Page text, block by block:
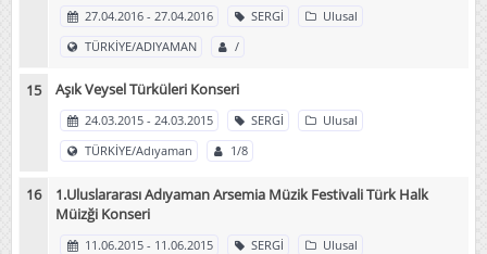
27.04.2016 - 27.04.2016 SERGİ
Ulusal
TÜRKİYE/ADIYAMAN
/
Aşık Veysel Türküleri Konseri
24.03.2015 - 24.03.2015 SERGİ
Ulusal
TÜRKİYE/Adıyaman
1/8
1.Uluslararası Adıyaman Arsemia Müzik Festivali Türk Halk
Müizği Konseri
11.06.2015 - 11.06.2015 SERGİ
Ulusal